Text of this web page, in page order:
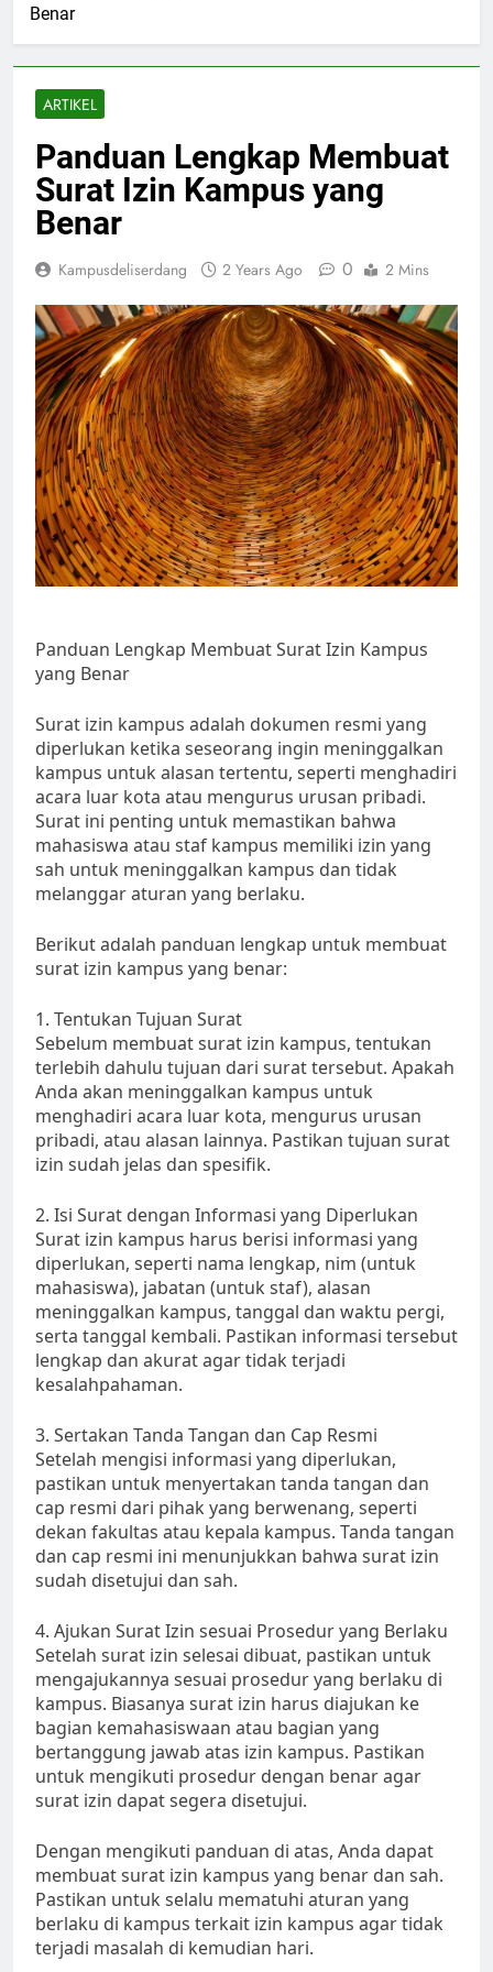
Benar
ARTIKEL
Panduan Lengkap Membuat
Surat Izin Kampus yang
Benar
Kampusdeliserdang 2 Years Ago 0 2 Mins
Panduan Lengkap Membuat Surat Izin Kampus
yang Benar
Surat izin kampus adalah dokumen resmi yang
diperlukan ketika seseorang ingin meninggalkan
kampus untuk alasan tertentu, seperti menghadiri
acara luar kota atau mengurus urusan pribadi.
Surat ini penting untuk memastikan bahwa
mahasiswa atau staf kampus memiliki izin yang
sah untuk meninggalkan kampus dan tidak
melanggar aturan yang berlaku.
Berikut adalah panduan lengkap untuk membuat
surat izin kampus yang benar:
1. Tentukan Tujuan Surat
Sebelum membuat surat izin kampus, tentukan
terlebih dahulu tujuan dari surat tersebut. Apakah
Anda akan meninggalkan kampus untuk
menghadiri acara luar kota, mengurus urusan
pribadi, atau alasan lainnya. Pastikan tujuan surat
izin sudah jelas dan spesifik.
2. Isi Surat dengan Informasi yang Diperlukan
Surat izin kampus harus berisi informasi yang
diperlukan, seperti nama lengkap, nim (untuk
mahasiswa), jabatan (untuk staf), alasan
meninggalkan kampus, tanggal dan waktu pergi,
serta tanggal kembali. Pastikan informasi tersebut
lengkap dan akurat agar tidak terjadi
kesalahpahaman.
3. Sertakan Tanda Tangan dan Cap Resmi
Setelah mengisi informasi yang diperlukan,
pastikan untuk menyertakan tanda tangan dan
cap resmi dari pihak yang berwenang, seperti
dekan fakultas atau kepala kampus. Tanda tangan
dan cap resmi ini menunjukkan bahwa surat izin
sudah disetujui dan sah.
4. Ajukan Surat Izin sesuai Prosedur yang Berlaku
Setelah surat izin selesai dibuat, pastikan untuk
mengajukannya sesuai prosedur yang berlaku di
kampus. Biasanya surat izin harus diajukan ke
bagian kemahasiswaan atau bagian yang
bertanggung jawab atas izin kampus. Pastikan
untuk mengikuti prosedur dengan benar agar
surat izin dapat segera disetujui.
Dengan mengikuti panduan di atas, Anda dapat
membuat surat izin kampus yang benar dan sah.
Pastikan untuk selalu mematuhi aturan yang
berlaku di kampus terkait izin kampus agar tidak
terjadi masalah di kemudian hari.